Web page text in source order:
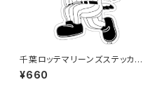
千葉ロッテマリーンズステッカー
14（大）
¥660